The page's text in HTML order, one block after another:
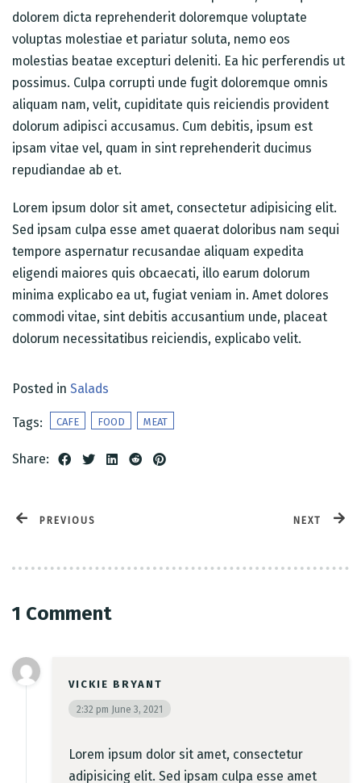
dolorem dicta reprehenderit doloremque voluptate
voluptas molestiae et pariatur soluta, nemo eos
molestias beatae excepturi deleniti. Ea hic perferendis ut
possimus. Culpa corrupti unde fugit doloremque omnis
aliquam nam, velit, cupiditate quis reiciendis provident
dolorum adipisci accusamus. Cum debitis, ipsum est
ipsam vitae vel, quam in sint reprehenderit ducimus
repudiandae ab et.
Lorem ipsum dolor sit amet, consectetur adipisicing elit.
Sed ipsam culpa esse amet quaerat doloribus nam sequi
tempore aspernatur recusandae aliquam expedita
eligendi maiores quis obcaecati, illo earum dolorum
minima explicabo ea ut, fugiat veniam in. Amet dolores
commodi vitae, sint debitis accusantium unde, placeat
dolorum necessitatibus reiciendis, explicabo velit.
Posted in Salads
Tags: CAFE FOOD MEAT
Share:
PREVIOUS NEXT
1 Comment
VICKIE BRYANT
2:32 pm June 3, 2021
Lorem ipsum dolor sit amet, consectetur
adipisicing elit. Sed ipsam culpa esse amet
Table Reservation